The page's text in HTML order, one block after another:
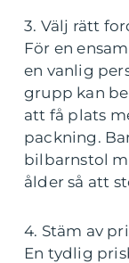
3. Välj rätt
För en
en vanlig
grupp kan
att få plats
packning.
bilbarnstol
ålder så att
4. Stäm av
En tydlig